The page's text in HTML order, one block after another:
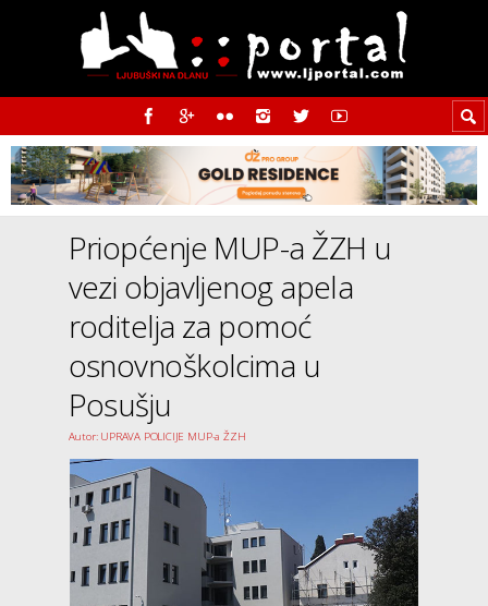
Priopćenje MUP-a ŽZH u
vezi objavljenog apela
roditelja za pomoć
osnovnoškolcima u
Posušju
Autor: UPRAVA POLICIJE MUP-a ŽZH